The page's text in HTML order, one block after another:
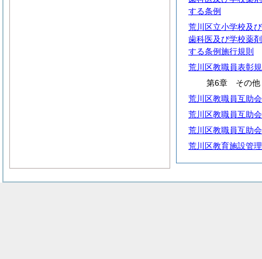
する条例
荒川区立小学校及
歯科医及び学校薬
する条例施行規則
荒川区教職員表彰
第6章 その他
荒川区教職員互助
荒川区教職員互助
荒川区教職員互助
荒川区教育施設管